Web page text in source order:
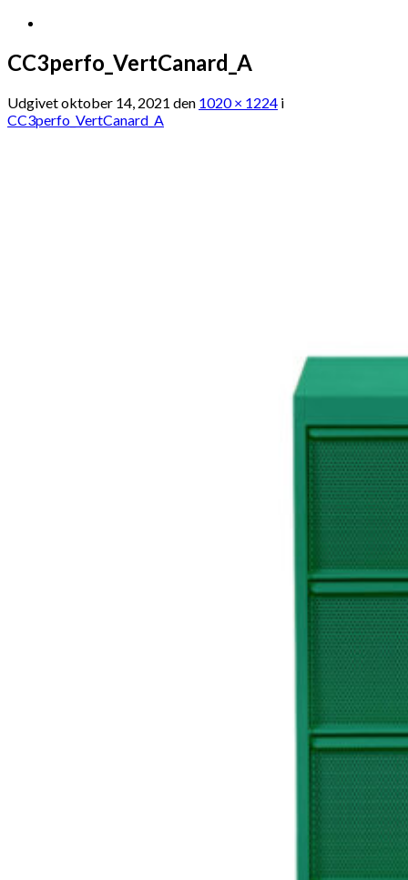
CC3perfo_VertCanard_A
Udgivetoktober 14, 2021 den 1020 × 1224 i
CC3perfo_VertCanard_A